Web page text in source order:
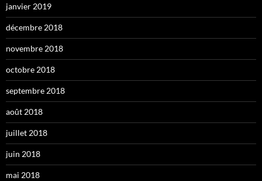
janvier 2019
décembre 2018
novembre 2018
octobre 2018
septembre 2018
août 2018
juillet 2018
juin 2018
mai 2018